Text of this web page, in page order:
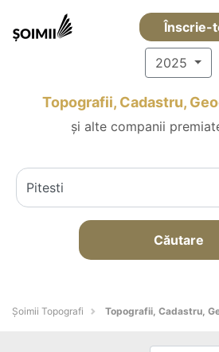
Înscrie-
2025
Topografii, Cadastru,
și alte companii
Căutare
Șoimii Topografi Topografii, Cadastru,